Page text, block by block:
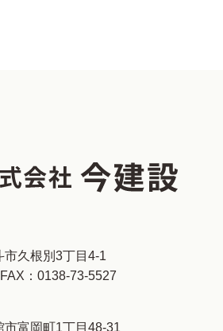
市久根別3丁目4-1
：0138-73-5527
市富岡町1丁目48-31